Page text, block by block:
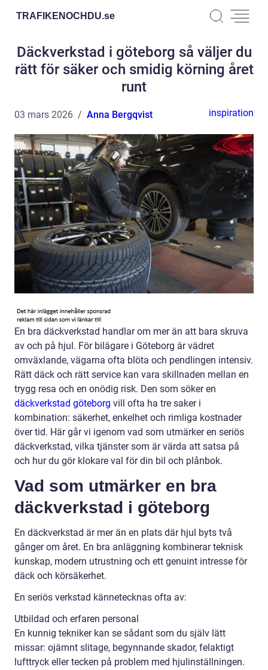
TRAFIKENOCHDU.se
Däckverkstad i göteborg så väljer du
rätt för säker och smidig körning året
runt
03 mars 2026 Anna Bergqvist inspiration
En bra däckverkstad handlar om mer än att bara skruva
av och på hjul. För bilägare i Göteborg är vädret
omväxlande, vägarna ofta blöta och pendlingen intensiv.
Rätt däck och rätt service kan vara skillnaden mellan en
trygg resa och en onödig risk. Den som söker en
däckverkstad göteborg vill ofta ha tre saker i
kombination: säkerhet, enkelhet och rimliga kostnader
över tid. Här går vi igenom vad som utmärker en seriös
däckverkstad, vilka tjänster som är värda att satsa på
och hur du gör klokare val för din bil och plånbok.
Vad som utmärker en bra
däckverkstad i göteborg
En däckverkstad är mer än en plats där hjul byts två
gånger om året. En bra anläggning kombinerar teknisk
kunskap, modern utrustning och ett genuint intresse för
däck och körsäkerhet.
En seriös verkstad kännetecknas ofta av:
Utbildad och erfaren personal
En kunnig tekniker kan se sådant som du själv lätt
missar: ojämnt slitage, begynnande skador, felaktigt
lufttryck eller tecken på problem med hjulinställningen.